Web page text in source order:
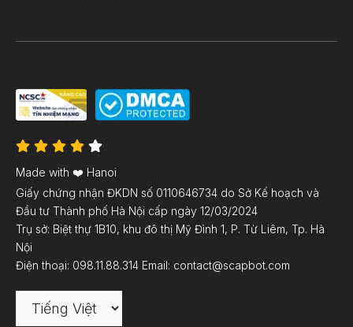
Giấy chứng nhận ĐKDN số 0110646734 do Sở Kế hoạch và
Đầu tư Thành phố Hà Nội cấp ngày 12/03/2024
Trụ sở: Biệt thự 1B10, khu đô thị Mỹ Đình 1, P. Từ Liêm, Tp. Hà
Nội
Điện thoại: 098.11.88.314 Email: contact@scapbot.com
Choose
Made with ❤️ Hanoi